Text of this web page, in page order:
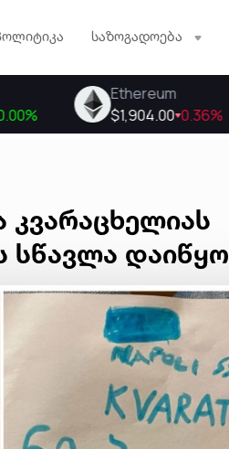
საზოგადოება
კვარაცხელიას
სწავლა დაიწყო